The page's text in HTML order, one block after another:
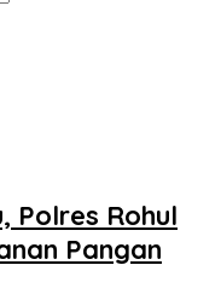
Polres Rohul
Pangan